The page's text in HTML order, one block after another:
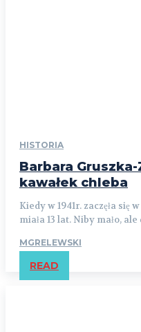
HISTORIA
Barbara
kawałek chleba
Kiedy w 1941r. zaczęła się
miała 13 lat. Niby mało, ale
MGRELEWSKI
READ